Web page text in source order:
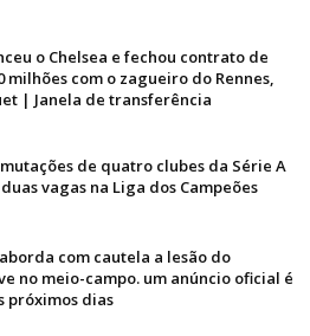
o Chelsea e fechou contrato de
milhões com o zagueiro do Rennes,
| Janela de transferência
de quatro clubes da Série A
vagas na Liga dos Campeões
com cautela a lesão do
no meio-campo. um anúncio oficial é
próximos dias